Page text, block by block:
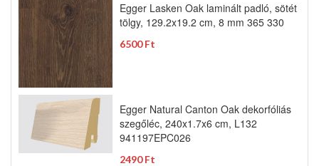
Egger Lasken Oak laminált padló, sötét
tölgy, 129.2x19.2 cm, 8 mm 365 330
6500 Ft
Egger Natural Canton Oak dekorfóliás
szegőléc, 240x1.7x6 cm, L132
941197EPC026
2490 Ft